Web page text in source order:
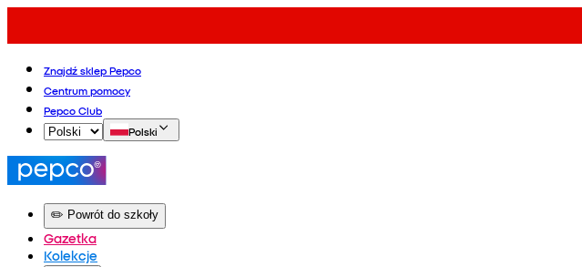
Znajdź sklep Pepco
Centrum pomocy
Pepco Club
Polski
✏️ Powrót do szkoły
Gazetka
Kolekcje